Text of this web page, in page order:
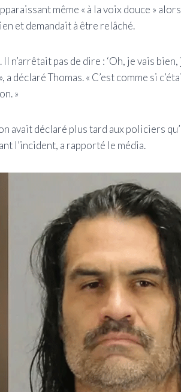
même « à la voix douce »
et demandait à être relâché.
n’arrêtait pas de dire : ‘Oh, je vais
a déclaré Thomas. « C’est comme si
»
avait déclaré plus tard aux policiers
l’incident, a rapporté le média.